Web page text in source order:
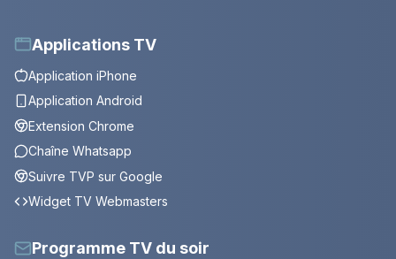
Applications TV
Application iPhone
Application Android
Extension Chrome
Chaîne Whatsapp
Suivre TVP sur Google
Widget TV Webmasters
Programme TV du soir